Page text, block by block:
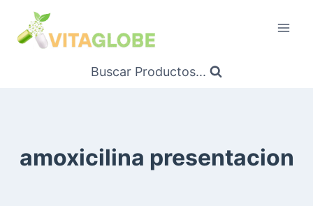
Contenido
Buscar Productos...
amoxicilina presentacion